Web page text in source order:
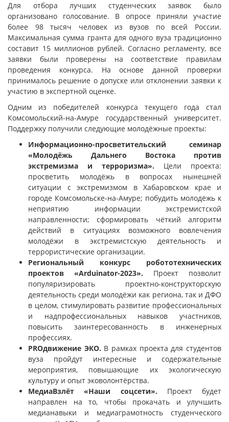
Для отбора лучших студенческих заявок было
организовано голосование. В опросе приняли участие
более 98 тысяч человек из вузов по всей России.
Максимальная сумма гранта для одного вуза традиционно
составит 15 миллионов рублей. Согласно регламенту, все
заявки были проверены на соответствие правилам
проведения конкурса. На основе данной проверки
принималось решение о допуске или отклонении заявки к
участию в экспертной оценке.
Одним из победителей конкурса текущего года стал
Комсомольский-на-Амуре государственный университет.
Поддержку получили следующие молодёжные проекты:
Информационно-просветительский семинар
«Молодёжь Дальнего Востока против
экстремизма и терроризма». Цели проекта:
просветить молодёжь в вопросах нынешней
ситуации с экстремизмом в Хабаровском крае и
городе Комсомольске-на-Амуре; побудить молодёжь к
неприятию информации экстремистской
направленности; сформировать чёткий алгоритм
действий в ситуациях возможного вовлечения
молодёжи в экстремистскую деятельность и
террористические организации.
Региональный конкурс робототехнических
проектов «Arduinator-2023». Проект позволит
популяризировать проектно-конструкторскую
деятельность среди молодёжи как региона, так и ДФО
в целом, стимулировать развитие профессиональных
и надпрофессиональных навыков участников,
повысить заинтересованность в инженерных
профессиях.
PROдвижение ЭКО. В рамках проекта для студентов
вуза пройдут интересные и содержательные
мероприятия, повышающие их экологическую
культуру и опыт эковолонтёрства.
МедиаВзлёт «Наши соцсети». Проект будет
направлен на то, чтобы прокачать и улучшить
медианавыки и медиаграмотность студенческого